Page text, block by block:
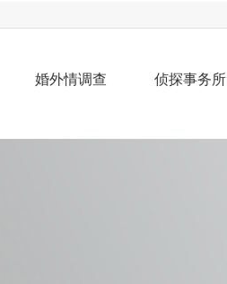
婚外情调查 侦探事务所